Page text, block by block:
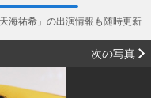
海祐希」の出演情報も随時更新
次の写真